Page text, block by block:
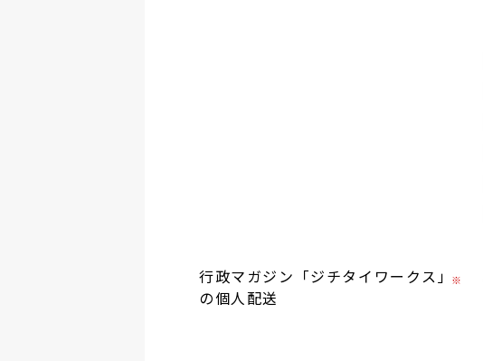
行政マガジン「ジチタイワークス」
の個人配送
※